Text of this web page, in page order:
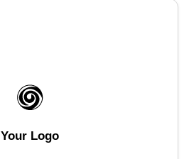
Your Logo